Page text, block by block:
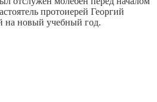
протоиерей Георгий
на новый учебный год.